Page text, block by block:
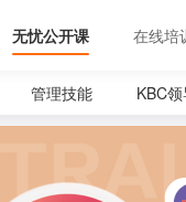
无忧公开课 在线培
管理技能 KBC